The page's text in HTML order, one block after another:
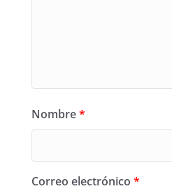
Nombre*
Correo electrónico *